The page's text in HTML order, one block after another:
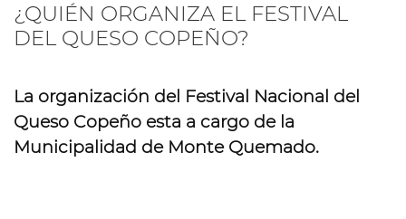
¿QUIÉN ORGANIZA EL FESTIVAL
DEL QUESO COPEÑO?
La organización del Festival Nacional del
Queso Copeño esta a cargo de la
Municipalidad de Monte Quemado.